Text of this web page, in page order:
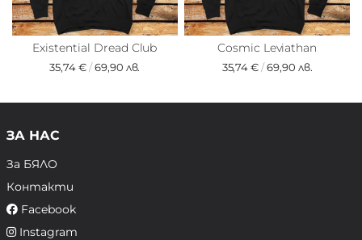
Existential Dread Club
35,74 €/69,90 лв.
Cosmic Leviathan
35,74 €/69,90 лв.
ЗА НАС
За БЯЛО
Контакти
Facebook
Instagram